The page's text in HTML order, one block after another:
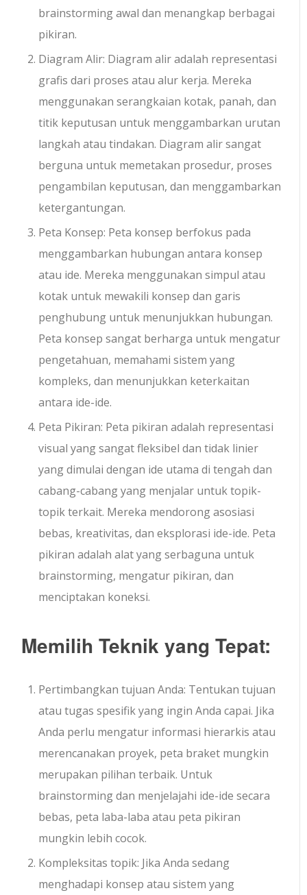
brainstorming awal dan menangkap berbagai
pikiran.
Diagram Alir: Diagram alir adalah representasi
grafis dari proses atau alur kerja. Mereka
menggunakan serangkaian kotak, panah, dan
titik keputusan untuk menggambarkan urutan
langkah atau tindakan. Diagram alir sangat
berguna untuk memetakan prosedur, proses
pengambilan keputusan, dan menggambarkan
ketergantungan.
Peta Konsep: Peta konsep berfokus pada
menggambarkan hubungan antara konsep
atau ide. Mereka menggunakan simpul atau
kotak untuk mewakili konsep dan garis
penghubung untuk menunjukkan hubungan.
Peta konsep sangat berharga untuk mengatur
pengetahuan, memahami sistem yang
kompleks, dan menunjukkan keterkaitan
antara ide-ide.
Peta Pikiran: Peta pikiran adalah representasi
visual yang sangat fleksibel dan tidak linier
yang dimulai dengan ide utama di tengah dan
cabang-cabang yang menjalar untuk topik-
topik terkait. Mereka mendorong asosiasi
bebas, kreativitas, dan eksplorasi ide-ide. Peta
pikiran adalah alat yang serbaguna untuk
brainstorming, mengatur pikiran, dan
menciptakan koneksi.
Memilih Teknik yang Tepat:
Pertimbangkan tujuan Anda: Tentukan tujuan
atau tugas spesifik yang ingin Anda capai. Jika
Anda perlu mengatur informasi hierarkis atau
merencanakan proyek, peta braket mungkin
merupakan pilihan terbaik. Untuk
brainstorming dan menjelajahi ide-ide secara
bebas, peta laba-laba atau peta pikiran
mungkin lebih cocok.
Kompleksitas topik: Jika Anda sedang
menghadapi konsep atau sistem yang